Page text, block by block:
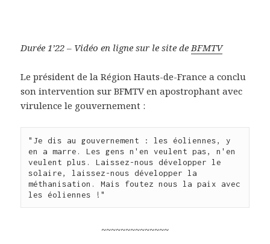
Durée 1’22 – Vidéo en ligne sur le site deBFMTV
Le président de la Région Hauts-de-France a conclu
son intervention sur BFMTV en apostrophant avec
virulence le gouvernement :
"Je dis au gouvernement : les éoliennes, y
en a marre. Les gens n'en veulent pas, n'en
veulent plus. Laissez-nous développer le
solaire, laissez-nous développer la
méthanisation. Mais foutez nous la paix avec
les éoliennes !"
~~~~~~~~~~~~~~